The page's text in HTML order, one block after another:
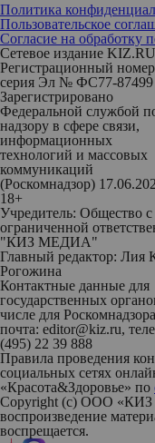
Политика
Пользовательское
Согласие на обработку
Сетевое издание KIZ.RU
Регистрационный
серия Эл № ФС77-87499
Зарегистрировано
Федеральной службой
надзору в сфере связи,
информационных
технологий и массовых
коммуникаций
(Роскомнадзор)
18+
Учредитель: Общество с
ограниченной
"КИЗ МЕДИА"
Главный редактор: Лия
Рогожина
Контактные данные для
государственных
числе для
почта: editor@kiz.ru,
(495) 22 39 888
Правила проведения
социальных сетях
«Красота&Здоровье» по
Copyright (с) ООО
воспроизведение
воспрещается.